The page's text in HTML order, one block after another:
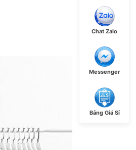
Chat Zalo
Messenger
Bảng Giá Sỉ